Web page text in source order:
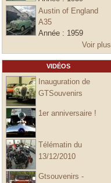
Austin of England
A35
Année : 1959
Voir plus
VIDÉOS
Inauguration de
GTSouvenirs
1er anniversaire !
Télématin du
13/12/2010
Gtsouvenirs -